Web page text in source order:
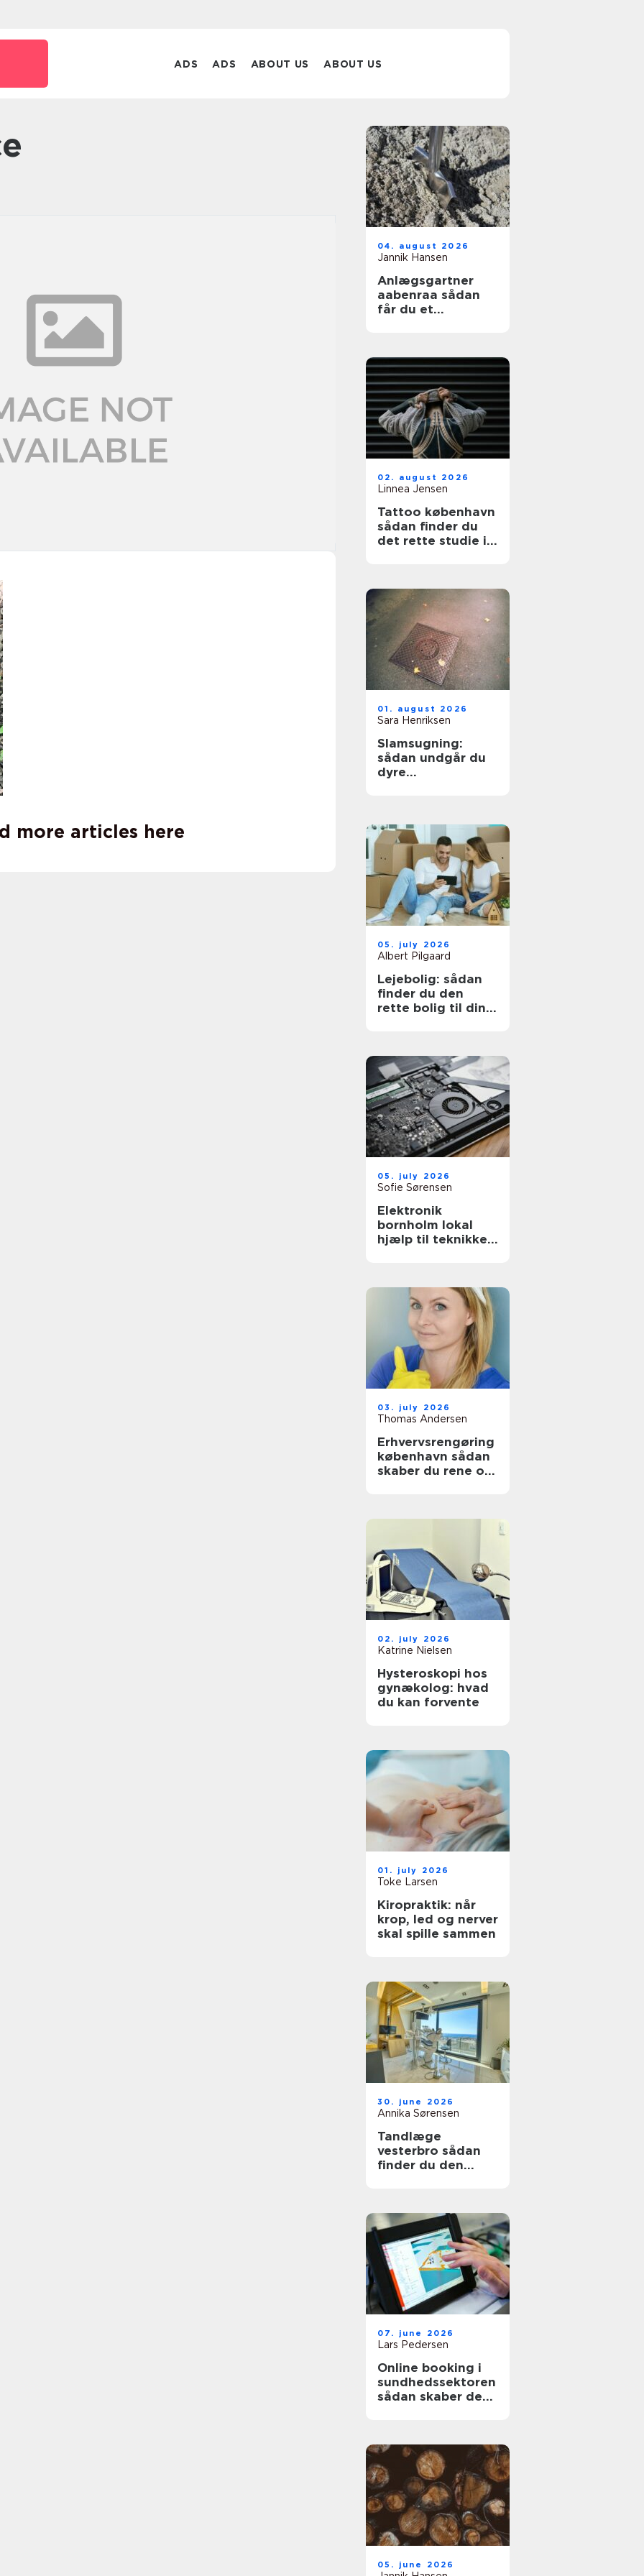
ADS ADS ABOUT US ABOUT US
more articles here
04. august 2026
Jannik Hansen
Anlægsgartner
aabenraa sådan
får du et
02. august 2026
Linnea Jensen
Tattoo københavn
sådan finder du
det rette studie i
01. august 2026
Sara Henriksen
Slamsugning:
sådan undgår du
dyre
05. july 2026
Albert Pilgaard
Lejebolig: sådan
finder du den
rette bolig til din
05. july 2026
Sofie Sørensen
Elektronik
bornholm lokal
hjælp til teknikken
03. july 2026
Thomas Andersen
Erhvervsrengøring
københavn sådan
skaber du rene og
02. july 2026
Katrine Nielsen
Hysteroskopi hos
gynækolog: hvad
du kan forvente
01. july 2026
Toke Larsen
Kiropraktik: når
krop, led og nerver
skal spille sammen
30. june 2026
Annika Sørensen
Tandlæge
vesterbro sådan
finder du den
07. june 2026
Lars Pedersen
Online booking i
sundhedssektoren
sådan skaber det
05. june 2026